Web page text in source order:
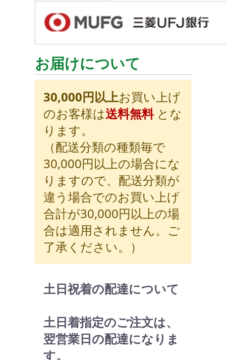
お届けについて
30,000円以上お買い上げ
のお客様は送料無料とな
ります。
（配送分類の種類毎で
30,000円以上の場合にな
りますので、配送分類が
違う場合でのお買い上げ
合計が30,000円以上の場
合は適用されません。ご
了承ください。）
土日祝着の配達について
土日着指定のご注文は、
翌営業日の配達になりま
す。